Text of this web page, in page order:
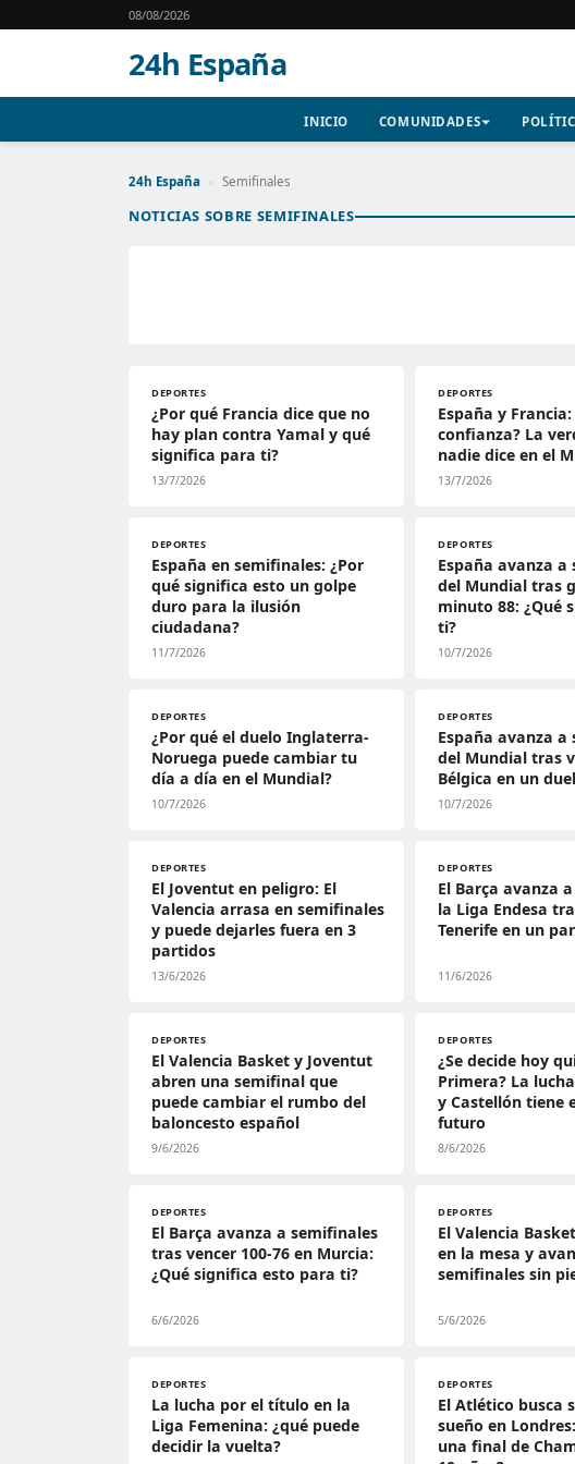
08/08/2026
24h España
INICIO COMUNIDADES
24h España › Semifinales
NOTICIAS SOBRE SEMIFINALES
DEPORTES
¿Por qué Francia dice que no
hay plan contra Yamal y qué
significa para ti?
13/7/2026
DEPORTES
España y
confianza? La
nadie dice en el
13/7/2026
DEPORTES
España en semifinales: ¿Por
qué significa esto un golpe
duro para la ilusión
ciudadana?
11/7/2026
DEPORTES
España avanza a
del Mundial tras
minuto 88: ¿Qué
ti?
10/7/2026
DEPORTES
¿Por qué el duelo Inglaterra-
Noruega puede cambiar tu
día a día en el Mundial?
10/7/2026
DEPORTES
España avanza a
del Mundial tras
Bélgica en un
10/7/2026
DEPORTES
El Joventut en peligro: El
Valencia arrasa en semifinales
y puede dejarles fuera en 3
partidos
13/6/2026
DEPORTES
El Barça avanza
la Liga Endesa
Tenerife en un
11/6/2026
DEPORTES
El Valencia Basket y Joventut
abren una semifinal que
puede cambiar el rumbo del
baloncesto español
9/6/2026
DEPORTES
¿Se decide hoy
Primera? La
y Castellón tiene
futuro
8/6/2026
DEPORTES
El Barça avanza a semifinales
tras vencer 100-76 en Murcia:
¿Qué significa esto para ti?
6/6/2026
DEPORTES
El Valencia
en la mesa y
semifinales sin
5/6/2026
DEPORTES
La lucha por el título en la
Liga Femenina: ¿qué puede
decidir la vuelta?
DEPORTES
El Atlético busca
sueño en
una final de